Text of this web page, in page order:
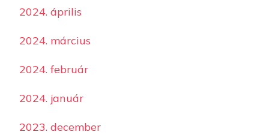
2024. április
2024. március
2024. február
2024. január
2023. december